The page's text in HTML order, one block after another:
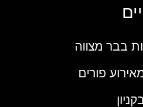
בבר מצווה
פורים